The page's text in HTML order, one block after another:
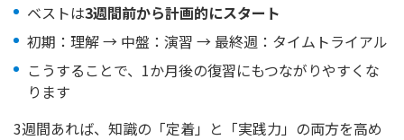
ベストは3週間前から計画的にスタート
初期：理解 → 中盤：演習 → 最終週：タイムトライアル
こうすることで、1か月後の復習にもつながりやすくな
ります
3週間あれば、知識の「定着」と「実践力」の両方を高め